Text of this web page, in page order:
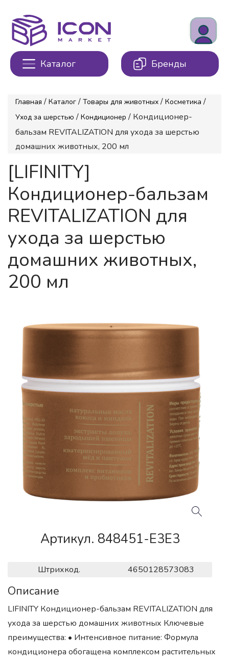
Каталог Бренды
Главная / Каталог / Товары для животных / Косметика /
Уход за шерстью / Кондиционер / Кондиционер-
бальзам REVITALIZATION для ухода за шерстью
домашних животных, 200 мл
[LIFINITY]
Кондиционер-бальзам
REVITALIZATION для
ухода за шерстью
домашних животных,
200 мл
Артикул. 848451-E3E3
Штрихкод. 4650128573083
Описание
LIFINITY Кондиционер-бальзам REVITALIZATION для
ухода за шерстью домашних животных Ключевые
преимущества: • Интенсивное питание: Формула
кондиционера обогащена комплексом растительных